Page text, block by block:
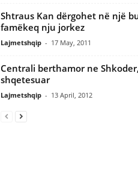
Shtraus Kan dërgohet në një
famëkeq nju jorkez
Lajmetshqip - 17 May, 2011
Centrali berthamor ne
shqetesuar
Lajmetshqip - 13 April, 2012